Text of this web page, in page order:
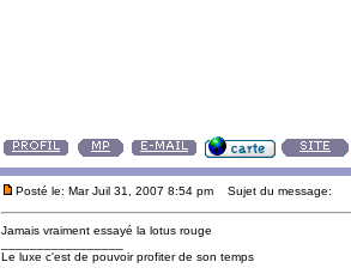
Posté le: Mar Juil 31, 2007 8:54 pm Sujet du message:
Jamais vraiment essayé la lotus rouge
Le luxe c'est de pouvoir profiter de son temps